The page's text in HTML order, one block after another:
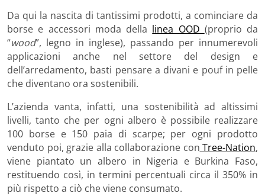
Da qui la nascita di tantissimi prodotti, a cominciare da
borse e accessori moda della linea OOD (proprio da
“wood”, legno in inglese), passando per innumerevoli
applicazioni anche nel settore del design e
dell’arredamento, basti pensare a divani e pouf in pelle
che diventano ora sostenibili.
L’azienda vanta, infatti, una sostenibilità ad altissimi
livelli, tanto che per ogni albero è possibile realizzare
100 borse e 150 paia di scarpe; per ogni prodotto
venduto poi, grazie alla collaborazione con Tree-Nation,
viene piantato un albero in Nigeria e Burkina Faso,
restituendo così, in termini percentuali circa il 350% in
più rispetto a ciò che viene consumato.